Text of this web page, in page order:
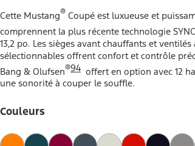
Cette Mustang® Coupé est luxueuse et
comprennent la plus récente technologie SYNC
13,2 po. Les sièges avant chauffants et
sélectionnables offrent confort et contrôle
Bang & Olufsen®94 offert en option avec 12
une sonorité à couper le souffle.
Couleurs